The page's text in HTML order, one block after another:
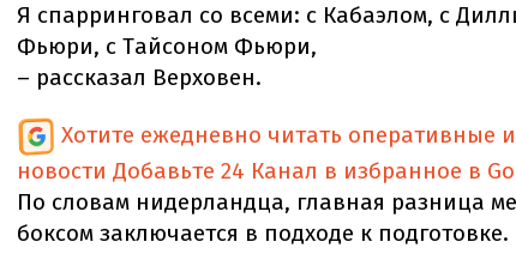
Я спарринговал со всеми: с Кабаэлом, с
Фьюри, с Тайсоном Фьюри,
– рассказал Верховен.
Хотите ежедневно читать оперативные
новости Добавьте 24 Канал в избранное в
По словам нидерландца, главная разница
боксом заключается в подходе к подготовке.